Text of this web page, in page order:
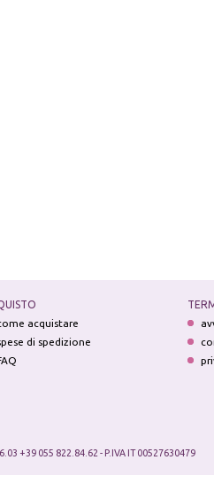
acquistare
di spedizione
+39 055 822.84.62 - P.IVA IT 00527630479